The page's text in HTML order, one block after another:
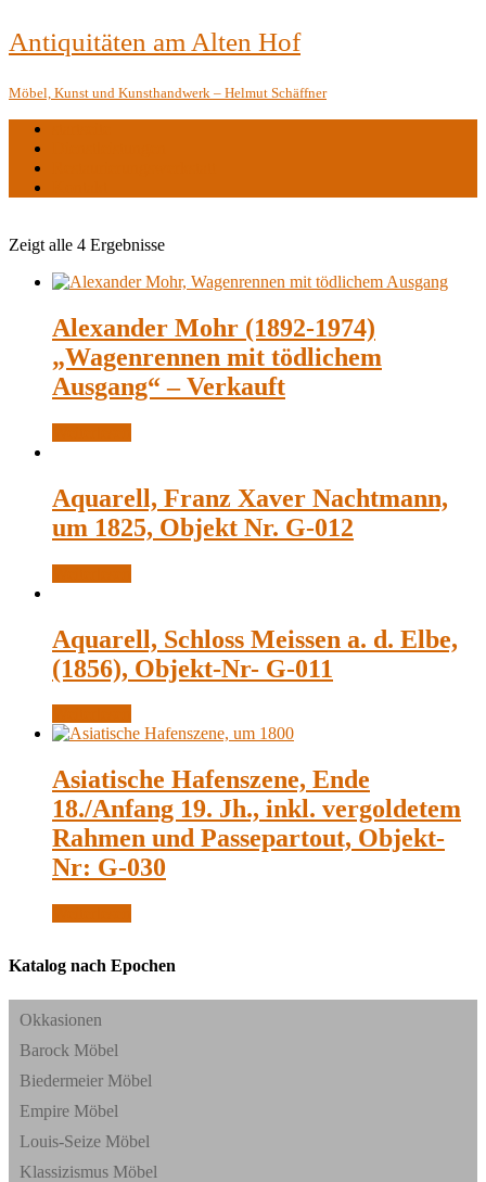
Antiquitäten am Alten Hof
Möbel, Kunst und Kunsthandwerk – Helmut Schäffner
Zeigt alle 4 Ergebnisse
Alexander Mohr (1892-1974)
„Wagenrennen mit tödlichem
Ausgang“ – Verkauft
Aquarell, Franz Xaver Nachtmann,
um 1825, Objekt Nr. G-012
Aquarell, Schloss Meissen a. d. Elbe,
(1856), Objekt-Nr- G-011
Asiatische Hafenszene, Ende
18./Anfang 19. Jh., inkl. vergoldetem
Rahmen und Passepartout, Objekt-
Nr: G-030
Katalog nach Epochen
Okkasionen
Barock Möbel
Biedermeier Möbel
Empire Möbel
Louis-Seize Möbel
Klassizismus Möbel